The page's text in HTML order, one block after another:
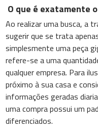
O que é exatamente
Ao realizar uma busca, a
sugerir que se trata
simplesmente uma peça
refere-se a uma
qualquer empresa. Para
próximo à sua casa e
informações geradas
uma compra possui um
diferenciados.